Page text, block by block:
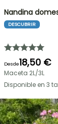
Nandina
DESCUBRIR
Desde18,50 €
Maceta 2L/3L
Disponible en 3